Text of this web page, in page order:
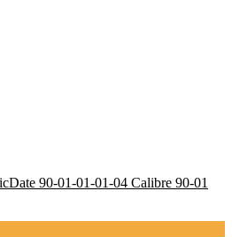
90-01-01-01-04 Calibre 90-01